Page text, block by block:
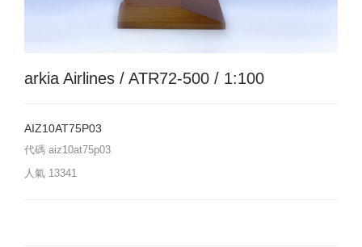
arkia Airlines / ATR72-500 / 1:100
AIZ10AT75P03
代碼 aiz10at75p03
人氣 13341